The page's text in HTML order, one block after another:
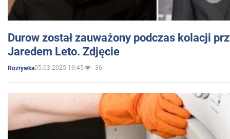
Durow został zauważony podczas kolacji
Jaredem Leto. Zdjęcie
Rozrywka05.03.2025 19:45 36